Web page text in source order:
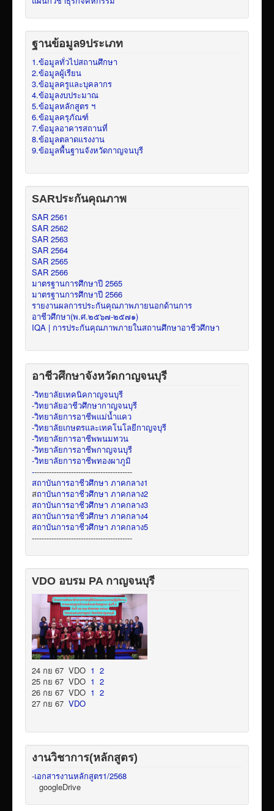
ฐานข้อมูล9ประเภท
1.ข้อมูลทั่วไปสถานศึกษา
2.ข้อมูลผู้เรียน
3.ข้อมูลครูและบุคลากร
4.ข้อมูลงบประมาณ
5.ข้อมูลหลักสูตร ฯ
6.ข้อมูลครุภัณฑ์
7.ข้อมูลอาคารสถานที่
8.ข้อมูลตลาดแรงงาน
9.ข้อมูลพื้นฐานจังหวัดกาญจนบุรี
SARประกันคุณภาพ
SAR 2561
SAR 2562
SAR 2563
SAR 2564
SAR 2565
SAR 2566
มาตรฐานการศึกษาปี 2565
มาตรฐานการศึกษาปี 2566
รายงานผลการประกันคุณภาพภายนอกด้านการ
อาชีวศึกษา(พ.ศ.๒๕๖๗-๒๕๗๑)
IQA | การประกันคุณภาพภายในสถานศึกษาอาชีวศึกษา
อาชีวศึกษาจังหวัดกาญจนบุรี
-วิทยาลัยเทคนิคกาญจนบุรี
-วิทยาลัยอาชีวศึกษากาญจนบุรี
-วิทยาลัยการอาชีพแม่น้ำแคว
-วิทยาลัยเกษตรและเทคโนโลยีกาญจบุรี
-วิทยาลัยการอาชีพพนมทวน
-วิทยาลัยการอาชีพกาญจนบุรี
-วิทยาลัยการอาชีพทองผาภูมิ
-----------------------------------------
สถาบันการอาชีวศึกษา ภาคกลาง1
สถาบันการอาชีวศึกษา ภาคกลาง2
สถาบันการอาชีวศึกษา ภาคกลาง3
สถาบันการอาชีวศึกษา ภาคกลาง4
สถาบันการอาชีวศึกษา ภาคกลาง5
-----------------------------------------
VDO อบรม PA กาญจนบุรี
24 กย 67 VDO 1 2
25 กย 67 VDO 1 2
26 กย 67 VDO 1 2
27 กย 67 VDO
งานวิชาการ(หลักสูตร)
-เอกสารงานหลักสูตร1/2568
googleDrive